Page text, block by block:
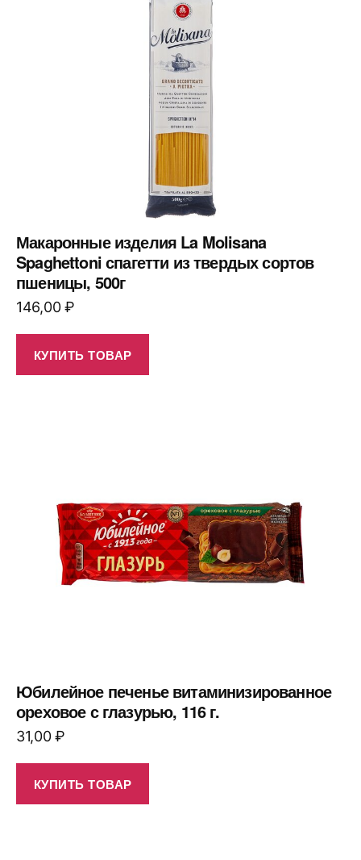
Макаронные изделия La Molisana
Spaghettoni спагетти из твердых сортов
пшеницы, 500г
146,00₽
КУПИТЬ ТОВАР
Юбилейное печенье витаминизированное
ореховое с глазурью, 116 г.
31,00₽
КУПИТЬ ТОВАР